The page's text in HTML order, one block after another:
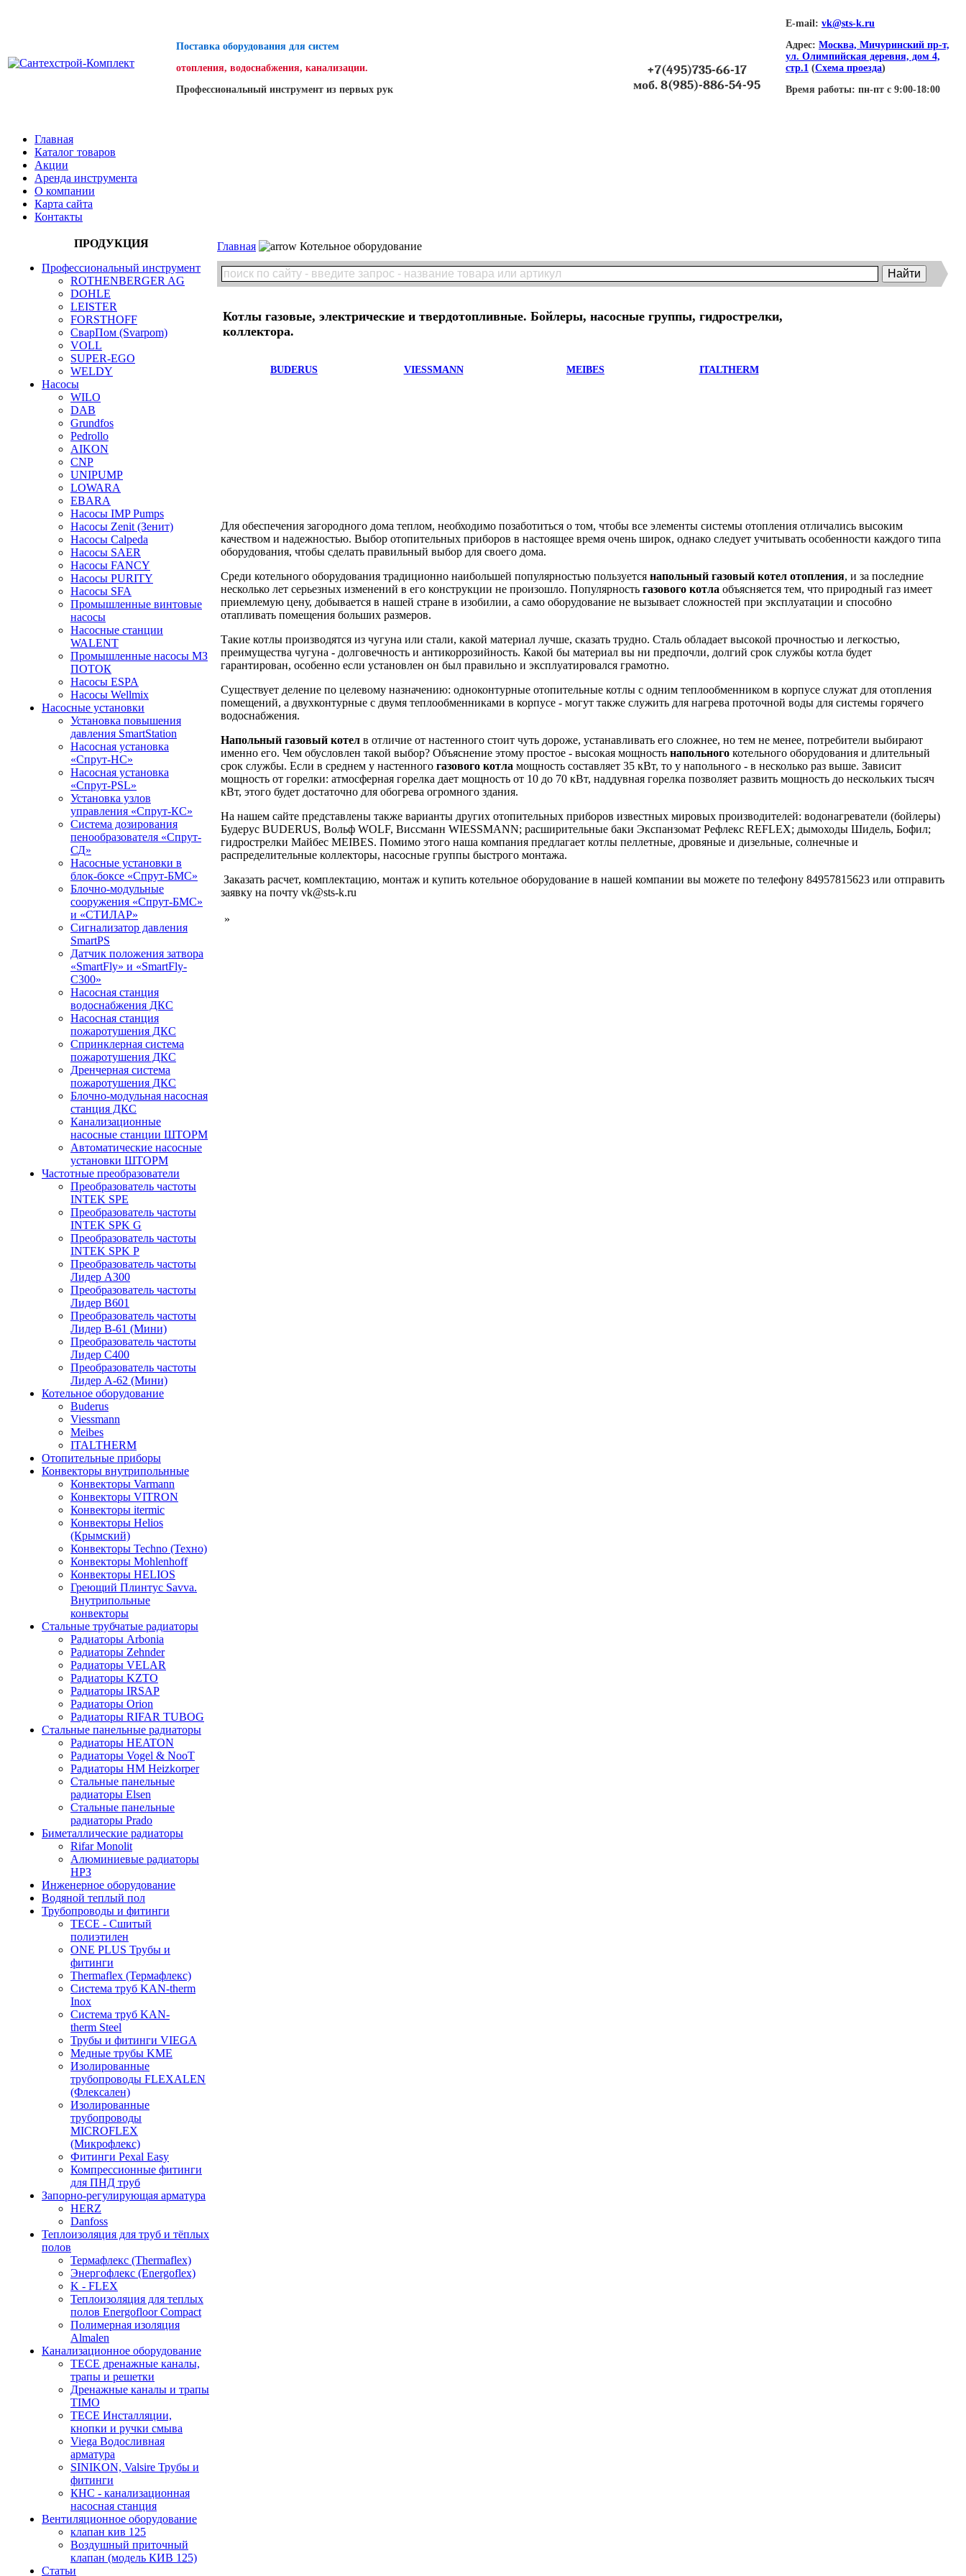
Поставка оборудования для систем
отопления, водоснабжения, канализации.
Профессиональный инструмент из первых рук
+7(495)735-66-17
моб. 8(985)-886-54-95
E-mail: vk@sts-k.ru
Адрес: Москва, Мичуринский пр-т,
ул. Олимпийская деревня, дом 4,
стр.1 (Схема проезда)
Время работы: пн-пт с 9:00-18:00
Главная
Каталог товаров
Акции
Аренда инструмента
О компании
Карта сайта
Контакты
ПРОДУКЦИЯ
Профессиональный инструмент
ROTHENBERGER AG
DOHLE
LEISTER
FORSTHOFF
СварПом (Svarpom)
VOLL
SUPER-EGO
WELDY
Насосы
WILO
DAB
Grundfos
Pedrollo
AIKON
CNP
UNIPUMP
LOWARA
EBARA
Насосы IMP Pumps
Насосы Zenit (Зенит)
Насосы Calpeda
Насосы SAER
Насосы FANCY
Насосы PURITY
Насосы SFA
Промышленные винтовые
насосы
Насосные станции
WALENT
Промышленные насосы МЗ
ПОТОК
Насосы ESPA
Насосы Wellmix
Насосные установки
Установка повышения
давления SmartStation
Насосная установка
«Спрут-НС»
Насосная установка
«Спрут-PSL»
Установка узлов
управления «Спрут-КС»
Система дозирования
пенообразователя «Спрут-
СД»
Насосные установки в
блок-боксе «Спрут-БМС»
Блочно-модульные
сооружения «Спрут-БМС»
и «СТИЛАР»
Сигнализатор давления
SmartPS
Датчик положения затвора
«SmartFly» и «SmartFly-
С300»
Насосная станция
водоснабжения ДКС
Насосная станция
пожаротушения ДКС
Спринклерная система
пожаротушения ДКС
Дренчерная система
пожаротушения ДКС
Блочно-модульная насосная
станция ДКС
Канализационные
насосные станции ШТОРМ
Автоматические насосные
установки ШТОРМ
Частотные преобразователи
Преобразователь частоты
INTEK SPE
Преобразователь частоты
INTEK SPK G
Преобразователь частоты
INTEK SPK P
Преобразователь частоты
Лидер А300
Преобразователь частоты
Лидер B601
Преобразователь частоты
Лидер В-61 (Мини)
Преобразователь частоты
Лидер С400
Преобразователь частоты
Лидер А-62 (Мини)
Котельное оборудование
Buderus
Viessmann
Meibes
ITALTHERM
Отопительные приборы
Конвекторы внутрипольнные
Конвекторы Varmann
Конвекторы VITRON
Конвекторы itermic
Конвекторы Helios
(Крымский)
Конвекторы Techno (Техно)
Конвекторы Mohlenhoff
Конвекторы HELIOS
Греющий Плинтус Savva.
Внутрипольные
конвекторы
Стальные трубчатые радиаторы
Радиаторы Arbonia
Радиаторы Zehnder
Радиаторы VELAR
Радиаторы KZTO
Радиаторы IRSAP
Радиаторы Orion
Радиаторы RIFAR TUBOG
Стальные панельные радиаторы
Радиаторы HEATON
Радиаторы Vogel & NooT
Радиаторы HM Heizkorper
Стальные панельные
радиаторы Elsen
Стальные панельные
радиаторы Prado
Биметаллические радиаторы
Rifar Monolit
Алюминиевые радиаторы
НРЗ
Инженерное оборудование
Водяной теплый пол
Трубопроводы и фитинги
ТЕСЕ - Сшитый
полиэтилен
ONE PLUS Трубы и
фитинги
Thermaflex (Термафлекс)
Система труб KAN-therm
Inox
Система труб KAN-
therm Steel
Трубы и фитинги VIEGA
Медные трубы KME
Изолированные
трубопроводы FLEXALEN
(Флексален)
Изолированные
трубопроводы
MICROFLEX
(Микрофлекс)
Фитинги Pexal Easy
Компрессионные фитинги
для ПНД труб
Запорно-регулирующая арматура
HERZ
Danfoss
Теплоизоляция для труб и тёплых
полов
Термафлекс (Thermaflex)
Энергофлекс (Energoflex)
K - FLEX
Теплоизоляция для теплых
полов Energofloor Compact
Полимерная изоляция
Almalen
Канализационное оборудование
TECE дренажные каналы,
трапы и решетки
Дренажные каналы и трапы
TIMO
TECE Инсталляции,
кнопки и ручки смыва
Viega Водосливная
арматура
SINIKON, Valsire Трубы и
фитинги
КНС - канализационная
насосная станция
Вентиляционное оборудование
клапан кив 125
Воздушный приточный
клапан (модель КИВ 125)
Статьи
Главная Котельное оборудование
Котлы газовые, электрические и твердотопливные. Бойлеры, насосные группы, гидрострелки,
коллектора.
BUDERUS VIESSMANN MEIBES ITALTHERM
Для обеспечения загородного дома теплом, необходимо позаботиться о том, чтобы все элементы системы отопления отличались высоким
качеством и надежностью. Выбор отопительных приборов в настоящее время очень широк, однако следует учитывать особенности каждого типа
оборудования, чтобы сделать правильный выбор для своего дома.
Среди котельного оборудования традиционно наибольшей популярностью пользуется напольный газовый котел отопления, и за последние
несколько лет серьезных изменений в его конструкции не произошло. Популярность газового котла объясняется тем, что природный газ имеет
приемлемую цену, добывается в нашей стране в изобилии, а само оборудование не вызывает сложностей при эксплуатации и способно
отапливать помещения больших размеров.
Такие котлы производятся из чугуна или стали, какой материал лучше, сказать трудно. Сталь обладает высокой прочностью и легкостью,
преимущества чугуна - долговечность и антикоррозийность. Какой бы материал вы ни предпочли, долгий срок службы котла будет
гарантирован, особенно если установлен он был правильно и эксплуатировался грамотно.
Существует деление по целевому назначению: одноконтурные отопительные котлы с одним теплообменником в корпусе служат для отопления
помещений, а двухконтурные с двумя теплообменниками в корпусе - могут также служить для нагрева проточной воды для системы горячего
водоснабжения.
Напольный газовый котел в отличие от настенного стоит чуть дороже, устанавливать его сложнее, но тем не менее, потребители выбирают
именно его. Чем обусловлен такой выбор? Объяснение этому простое - высокая мощность напольного котельного оборудования и длительный
срок службы. Если в среднем у настенного газового котла мощность составляет 35 кВт, то у напольного - в несколько раз выше. Зависит
мощность от горелки: атмосферная горелка дает мощность от 10 до 70 кВт, наддувная горелка позволяет развить мощность до нескольких тысяч
кВт, этого будет достаточно для обогрева огромного здания.
На нашем сайте представлены также варианты других отопительных приборов известных мировых производителей: водонагреватели (бойлеры)
Будерус BUDERUS, Вольф WOLF, Виссманн WIESSMANN; расширительные баки Экспанзомат Рефлекс REFLEX; дымоходы Шидель, Бофил;
гидрострелки Майбес MEIBES. Помимо этого наша компания предлагает котлы пеллетные, дровяные и дизельные, солнечные и
распределительные коллекторы, насосные группы быстрого монтажа.
Заказать расчет, комплектацию, монтаж и купить котельное оборудование в нашей компании вы можете по телефону 84957815623 или отправить
заявку на почту vk@sts-k.ru
»